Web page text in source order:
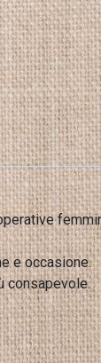
e occasione.
consapevole.